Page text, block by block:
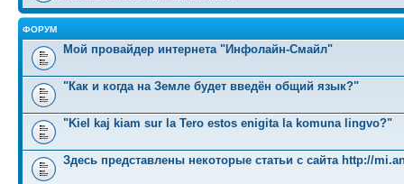
ФОРУМ
Мой провайдер интернета "Инфолайн-Смайл"
"Как и когда на Земле будет введён общий язык?"
"Kiel kaj kiam sur la Tero estos enigita la komuna lingvo?"
Здесь представлены некоторые статьи с сайта http://